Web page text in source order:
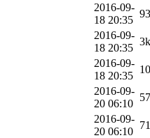
2016-09-
18 20:35
2016-09-
18 20:35
3k
2016-09-
18 20:35
2016-09-
20 06:10
2016-09-
20 06:10